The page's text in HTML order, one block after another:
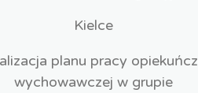
Kielce
planu pracy
wychowawczej w grupie